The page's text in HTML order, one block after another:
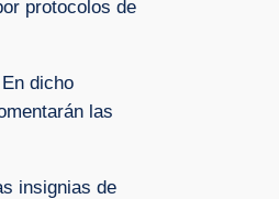
protocolos de
dicho
las
insignias de